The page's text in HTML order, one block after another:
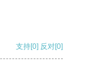
支持[0] 反对[0]